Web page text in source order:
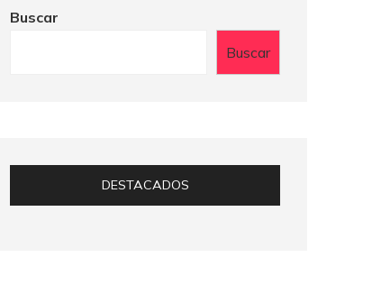
Buscar
Buscar
DESTACADOS